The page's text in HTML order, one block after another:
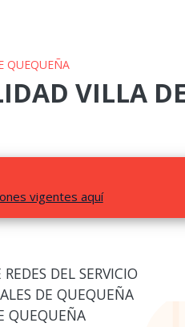
QUEQUEÑA
VILLA
vigentes aquí
DEL SERVICIO
DE QUEQUEÑA
QUEQUEÑA